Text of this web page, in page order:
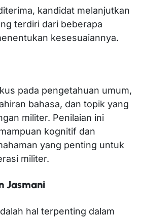
kandidat melanjutkan
terdiri dari beberapa
kesesuaiannya.
pada pengetahuan umum,
bahasa, dan topik yang
militer. Penilaian ini
kognitif dan
yang penting untuk
militer.
Jasmani
hal terpenting dalam